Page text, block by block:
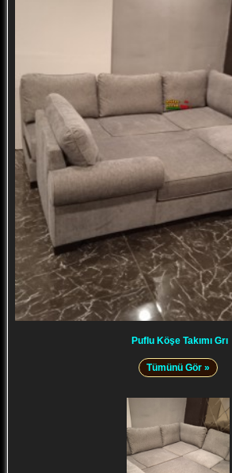
Puflu Köşe Takımı Grı
Tümünü Gör »